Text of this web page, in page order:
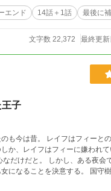
エンド 14話＋1話 最後に
文字数 22,372 最終更
子
ぽかすようになり、